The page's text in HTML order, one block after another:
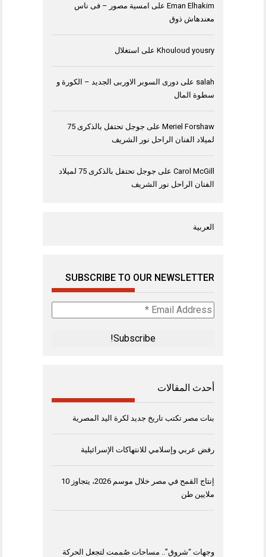
Eman Elhakim على امسية مصور – فى ناس
معندهاش ذوق
Khouloud yousry على استغلال
salah على دورى السوبر الاوربى الجديد – الكورة و
سطوة المال
Meriel Forshaw على
جوجل تحتفل بالذكرى 75
لميلاد الفنان الراحل نور الشريف
Carol McGill على
جوجل تحتفل بالذكرى 75 لميلاد
الفنان الراحل نور الشريف
العربية
SUBSCRIBE TO OUR NEWSLETTER
Email
Address
أحدث المقالات
بنات مصر تكتب تاريخ جديد لكرة اليد المصرية
رفض عربي وإسلامي للانتهاكات الإسرائيلية
إنتاج القمح في مصر خلال موسم 2026، يتجاوز 10
ملايين طن
وجهات “شروق”.. مساحات صُممت لتجعل الحركة